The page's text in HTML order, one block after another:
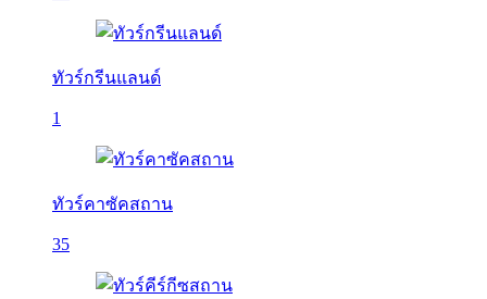
ทัวร์กรีนแลนด์
1
ทัวร์คาซัคสถาน
35